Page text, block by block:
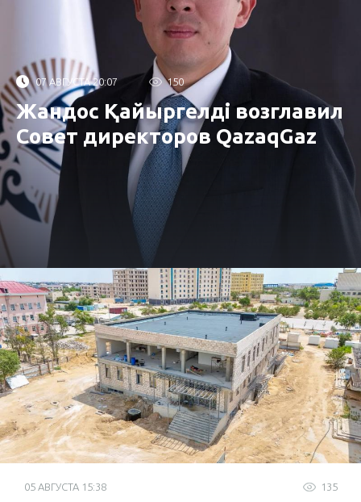
07 АВГУСТА 20:07 150
Жандос Қайыргелді возглавил
Совет директоров QazaqGaz
135
05 АВГУСТА 15:38